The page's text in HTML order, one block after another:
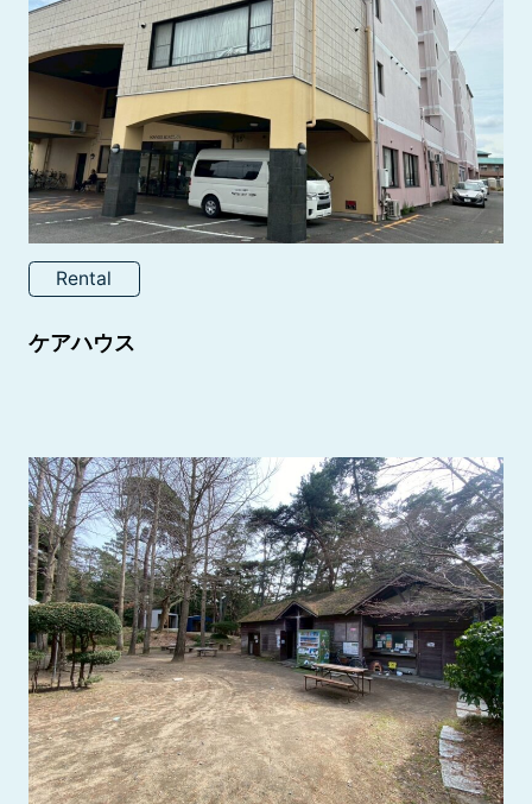
Rental
ケアハウス